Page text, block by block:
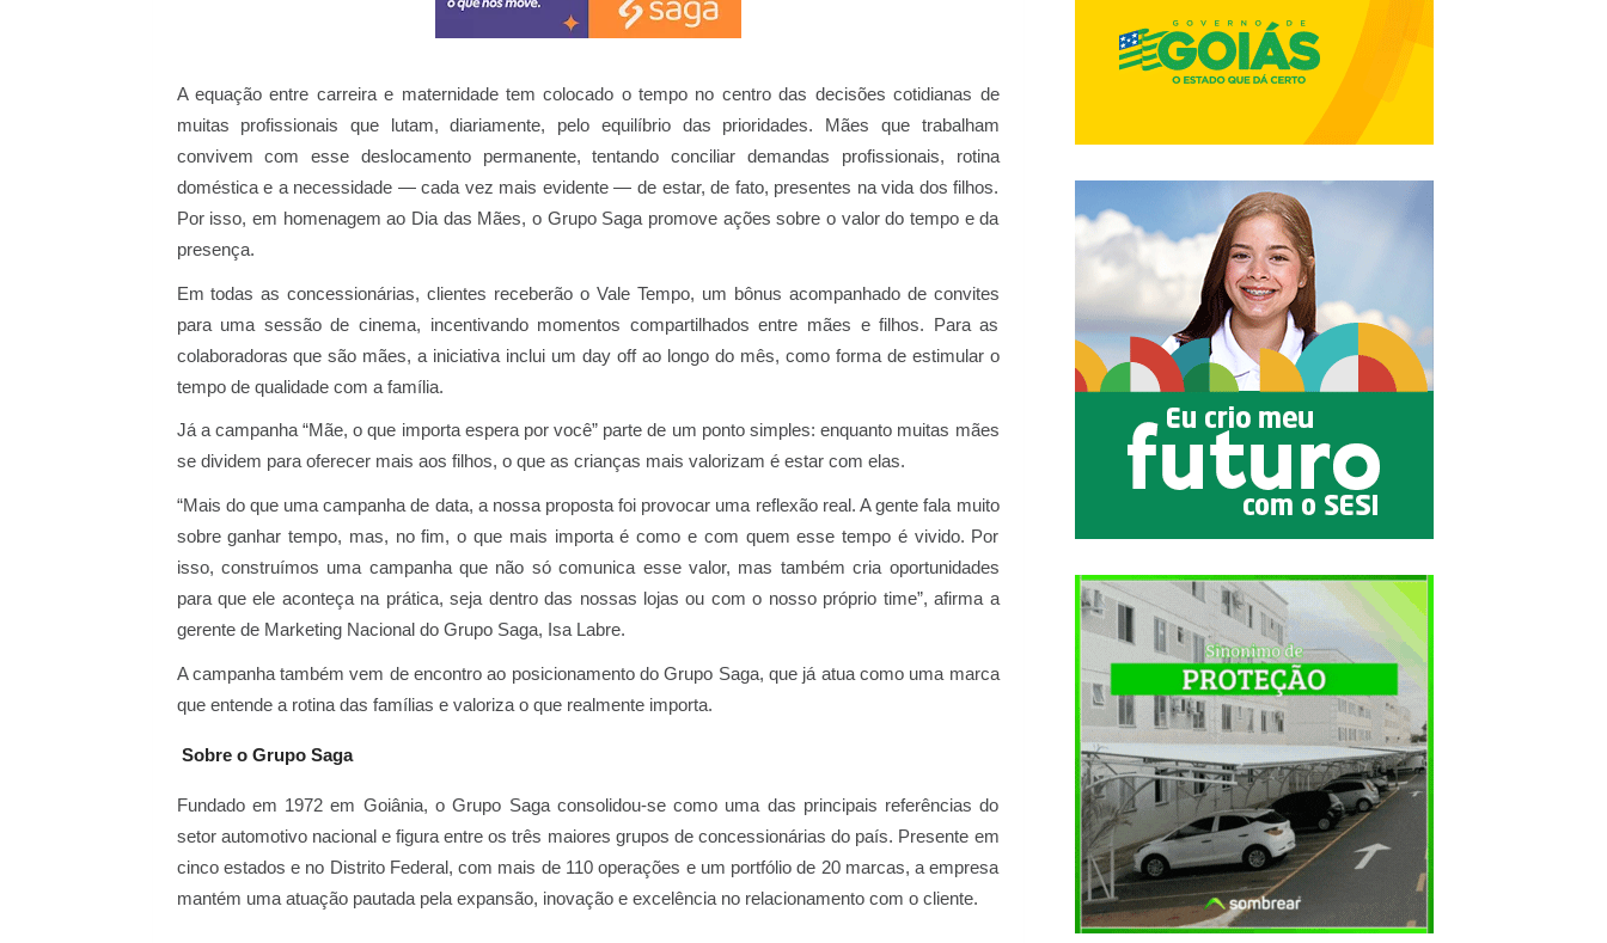
A equação entre carreira e maternidade tem colocado o tempo no centro das decisões cotidianas de
muitas profissionais que lutam, diariamente, pelo equilíbrio das prioridades. Mães que trabalham
convivem com esse deslocamento permanente, tentando conciliar demandas profissionais, rotina
doméstica e a necessidade — cada vez mais evidente — de estar, de fato, presentes na vida dos filhos.
Por isso, em homenagem ao Dia das Mães, o Grupo Saga promove ações sobre o valor do tempo e da
presença.
Em todas as concessionárias, clientes receberão o Vale Tempo, um bônus acompanhado de convites
para uma sessão de cinema, incentivando momentos compartilhados entre mães e filhos. Para as
colaboradoras que são mães, a iniciativa inclui um day off ao longo do mês, como forma de estimular o
tempo de qualidade com a família.
Já a campanha “Mãe, o que importa espera por você” parte de um ponto simples: enquanto muitas mães
se dividem para oferecer mais aos filhos, o que as crianças mais valorizam é estar com elas.
“Mais do que uma campanha de data, a nossa proposta foi provocar uma reflexão real. A gente fala muito
sobre ganhar tempo, mas, no fim, o que mais importa é como e com quem esse tempo é vivido. Por
isso, construímos uma campanha que não só comunica esse valor, mas também cria oportunidades
para que ele aconteça na prática, seja dentro das nossas lojas ou com o nosso próprio time”, afirma a
gerente de Marketing Nacional do Grupo Saga, Isa Labre.
A campanha também vem de encontro ao posicionamento do Grupo Saga, que já atua como uma marca
que entende a rotina das famílias e valoriza o que realmente importa.
Sobre o Grupo Saga
Fundado em 1972 em Goiânia, o Grupo Saga consolidou-se como uma das principais referências do
setor automotivo nacional e figura entre os três maiores grupos de concessionárias do país. Presente em
cinco estados e no Distrito Federal, com mais de 110 operações e um portfólio de 20 marcas, a empresa
mantém uma atuação pautada pela expansão, inovação e excelência no relacionamento com o cliente.